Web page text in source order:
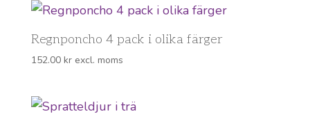
Regnponcho 4 pack i olika färger
152.00 krexcl. moms